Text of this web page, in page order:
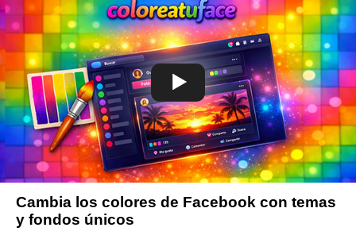
Cambia los colores de Facebook con temas
y fondos únicos